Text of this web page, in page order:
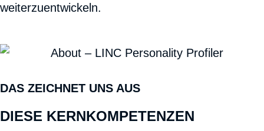
weiterzuentwickeln.
DAS ZEICHNET UNS AUS
DIESE KERNKOMPETENZEN